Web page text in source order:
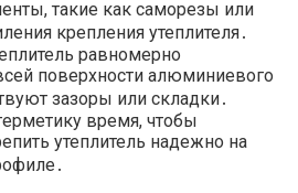
такие как саморезы или
крепления утеплителя․
равномерно
поверхности алюминиевого
зазоры или складки․
время, чтобы
утеплитель надежно на